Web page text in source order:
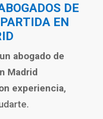
DE
EN
abogado de
Madrid
experiencia,